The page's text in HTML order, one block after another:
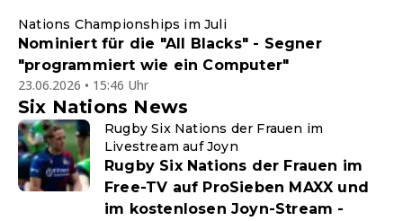
Nations Championships im Juli
Nominiert für die "All Blacks" - Segner
"programmiert wie ein Computer"
23.06.2026 • 15:46 Uhr
Six Nations News
Rugby Six Nations der Frauen im
Livestream auf Joyn
Rugby Six Nations der Frauen im
Free-TV auf ProSieben MAXX und
im kostenlosen Joyn-Stream -